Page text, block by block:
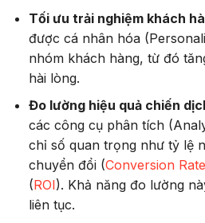
Tối ưu trải nghiệm khách
được cá nhân hóa
nhóm khách hàng, từ đó
hài lòng.
Đo lường hiệu quả chiến
các công cụ phân tích
chỉ số quan trọng như tỷ lệ
chuyển đổi (Conversion Rate
(ROI). Khả năng đo lường
liên tục.